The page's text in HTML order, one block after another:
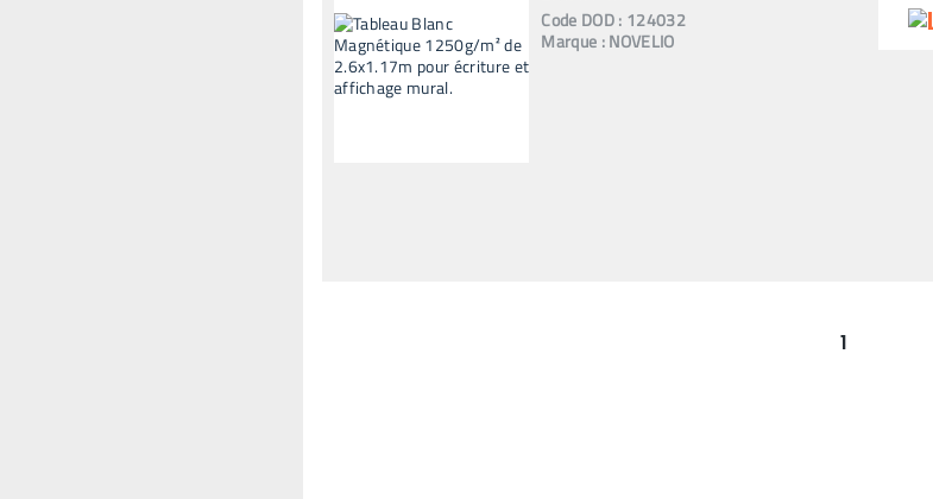
Code DOD: 124032
Marque :NOVELIO
1